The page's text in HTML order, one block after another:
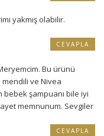
yakmış olabilir.
Bu ürünü
mendili ve Nivea
bebek şampuanı bile iyi
memnunum. Sevgiler
CEVAPLA
CEVAPLA